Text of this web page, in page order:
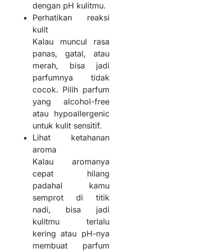
dengan pH kulitmu.
Perhatikan reaksi
kulit
Kalau muncul rasa
panas, gatal, atau
merah, bisa jadi
parfumnya tidak
cocok. Pilih parfum
yang alcohol-free
atau hypoallergenic
untuk kulit sensitif.
Lihat ketahanan
aroma
Kalau aromanya
cepat hilang
padahal kamu
semprot di titik
nadi, bisa jadi
kulitmu terlalu
kering atau pH-nya
membuat parfum